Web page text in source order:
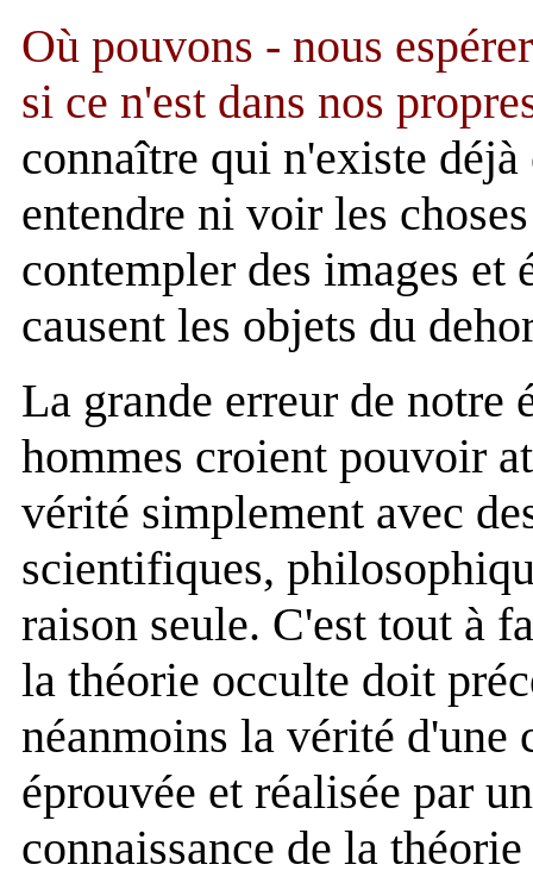
Où pouvons - nous
si ce n'est dans nos
connaître qui n'existe
entendre ni voir les
contempler des images et
causent les objets du
La grande erreur de notre
hommes croient pouvoir
vérité simplement avec
scientifiques,
raison seule. C'est tout à
la théorie occulte doit
néanmoins la vérité d'une
éprouvée et réalisée par
connaissance de la